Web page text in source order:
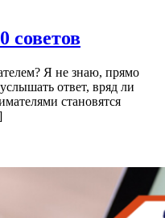
советов
Я не знаю, прямо
ответ, вряд ли
становятся